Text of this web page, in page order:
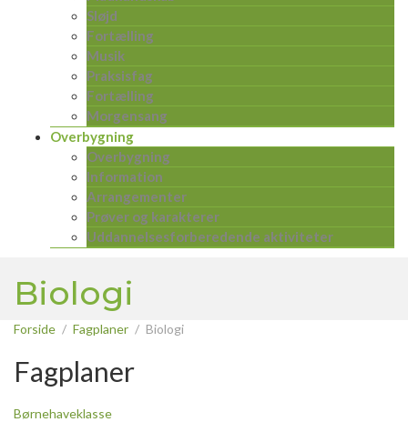
Sløjd
Fortælling
Musik
Praksisfag
Fortælling
Morgensang
Overbygning
Overbygning
Information
Arrangementer
Prøver og karakterer
Uddannelsesforberedende aktiviteter
Biologi
Forside Fagplaner Biologi
Fagplaner
Børnehaveklasse